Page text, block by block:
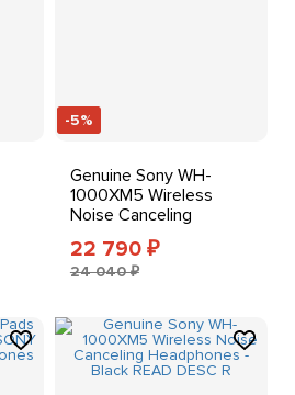
-5%
Genuine Sony WH-
1000XM5 Wireless
Noise Canceling
Bluetooth Headphones
Refurbed
22 790 ₽
24 040 ₽